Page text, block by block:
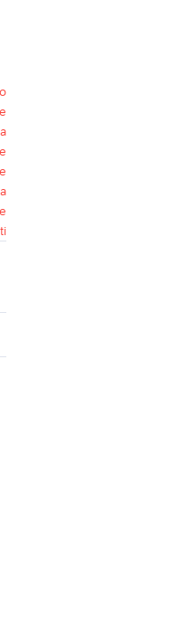
centaur